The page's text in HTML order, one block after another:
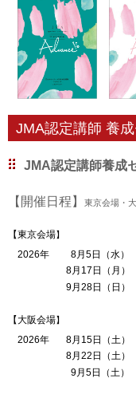
JMA認定講師 養
JMA認定講師養成
【開催日程】 東京会場・
【東京会場】
2026年 8月5日（水）
8月17日（月）
9月28日（日）
【大阪会場】
2026年 8月15日（土）
8月22日（土）
9月5日（土）